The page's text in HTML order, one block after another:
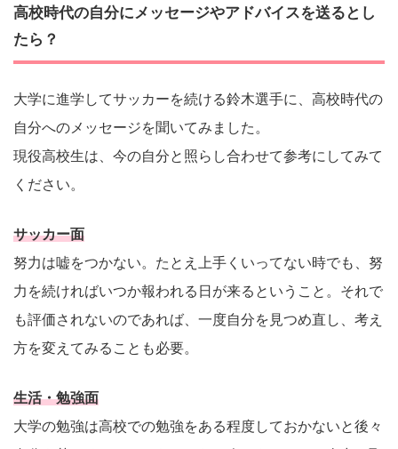
高校時代の自分にメッセージやアドバイスを送るとし
たら？
大学に進学してサッカーを続ける鈴木選手に、高校時代の
自分へのメッセージを聞いてみました。
現役高校生は、今の自分と照らし合わせて参考にしてみて
ください。
サッカー面
努力は嘘をつかない。たとえ上手くいってない時でも、努
力を続ければいつか報われる日が来るということ。それで
も評価されないのであれば、一度自分を見つめ直し、考え
方を変えてみることも必要。
生活・勉強面
大学の勉強は高校での勉強をある程度しておかないと後々